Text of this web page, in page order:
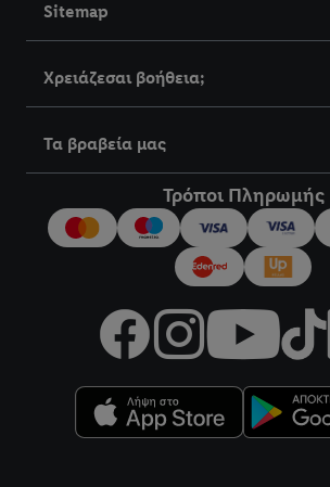
Sitemap
Χρειάζεσαι βοήθεια;
Τα βραβεία μας
Τρόποι Πληρωμής